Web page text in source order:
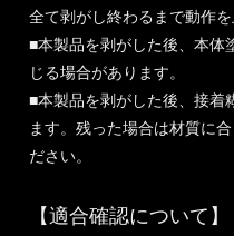
全て剥がし終わるまで動作を
■本製品を剥がした後、本体
じる場合があります。
■本製品を剥がした後、接着
ます。残った場合は材質に
ださい。
【適合確認について】